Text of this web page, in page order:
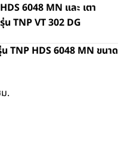
6048 MN และ เตา
น TNP VT 302 DG
TNP HDS 6048 MN ขนาด
.